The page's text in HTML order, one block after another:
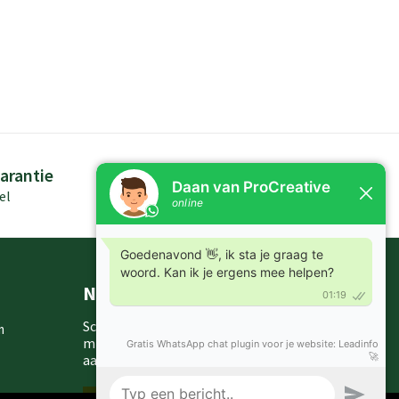
Kennis in producten
Nieuwsbrieven
Schrijf je in voor onze nieuwsbrief en
mis nooit meer één van onze leuke
aanbiedingen of updates.